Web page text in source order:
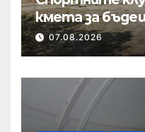
кмета за
полк
07.08.2026